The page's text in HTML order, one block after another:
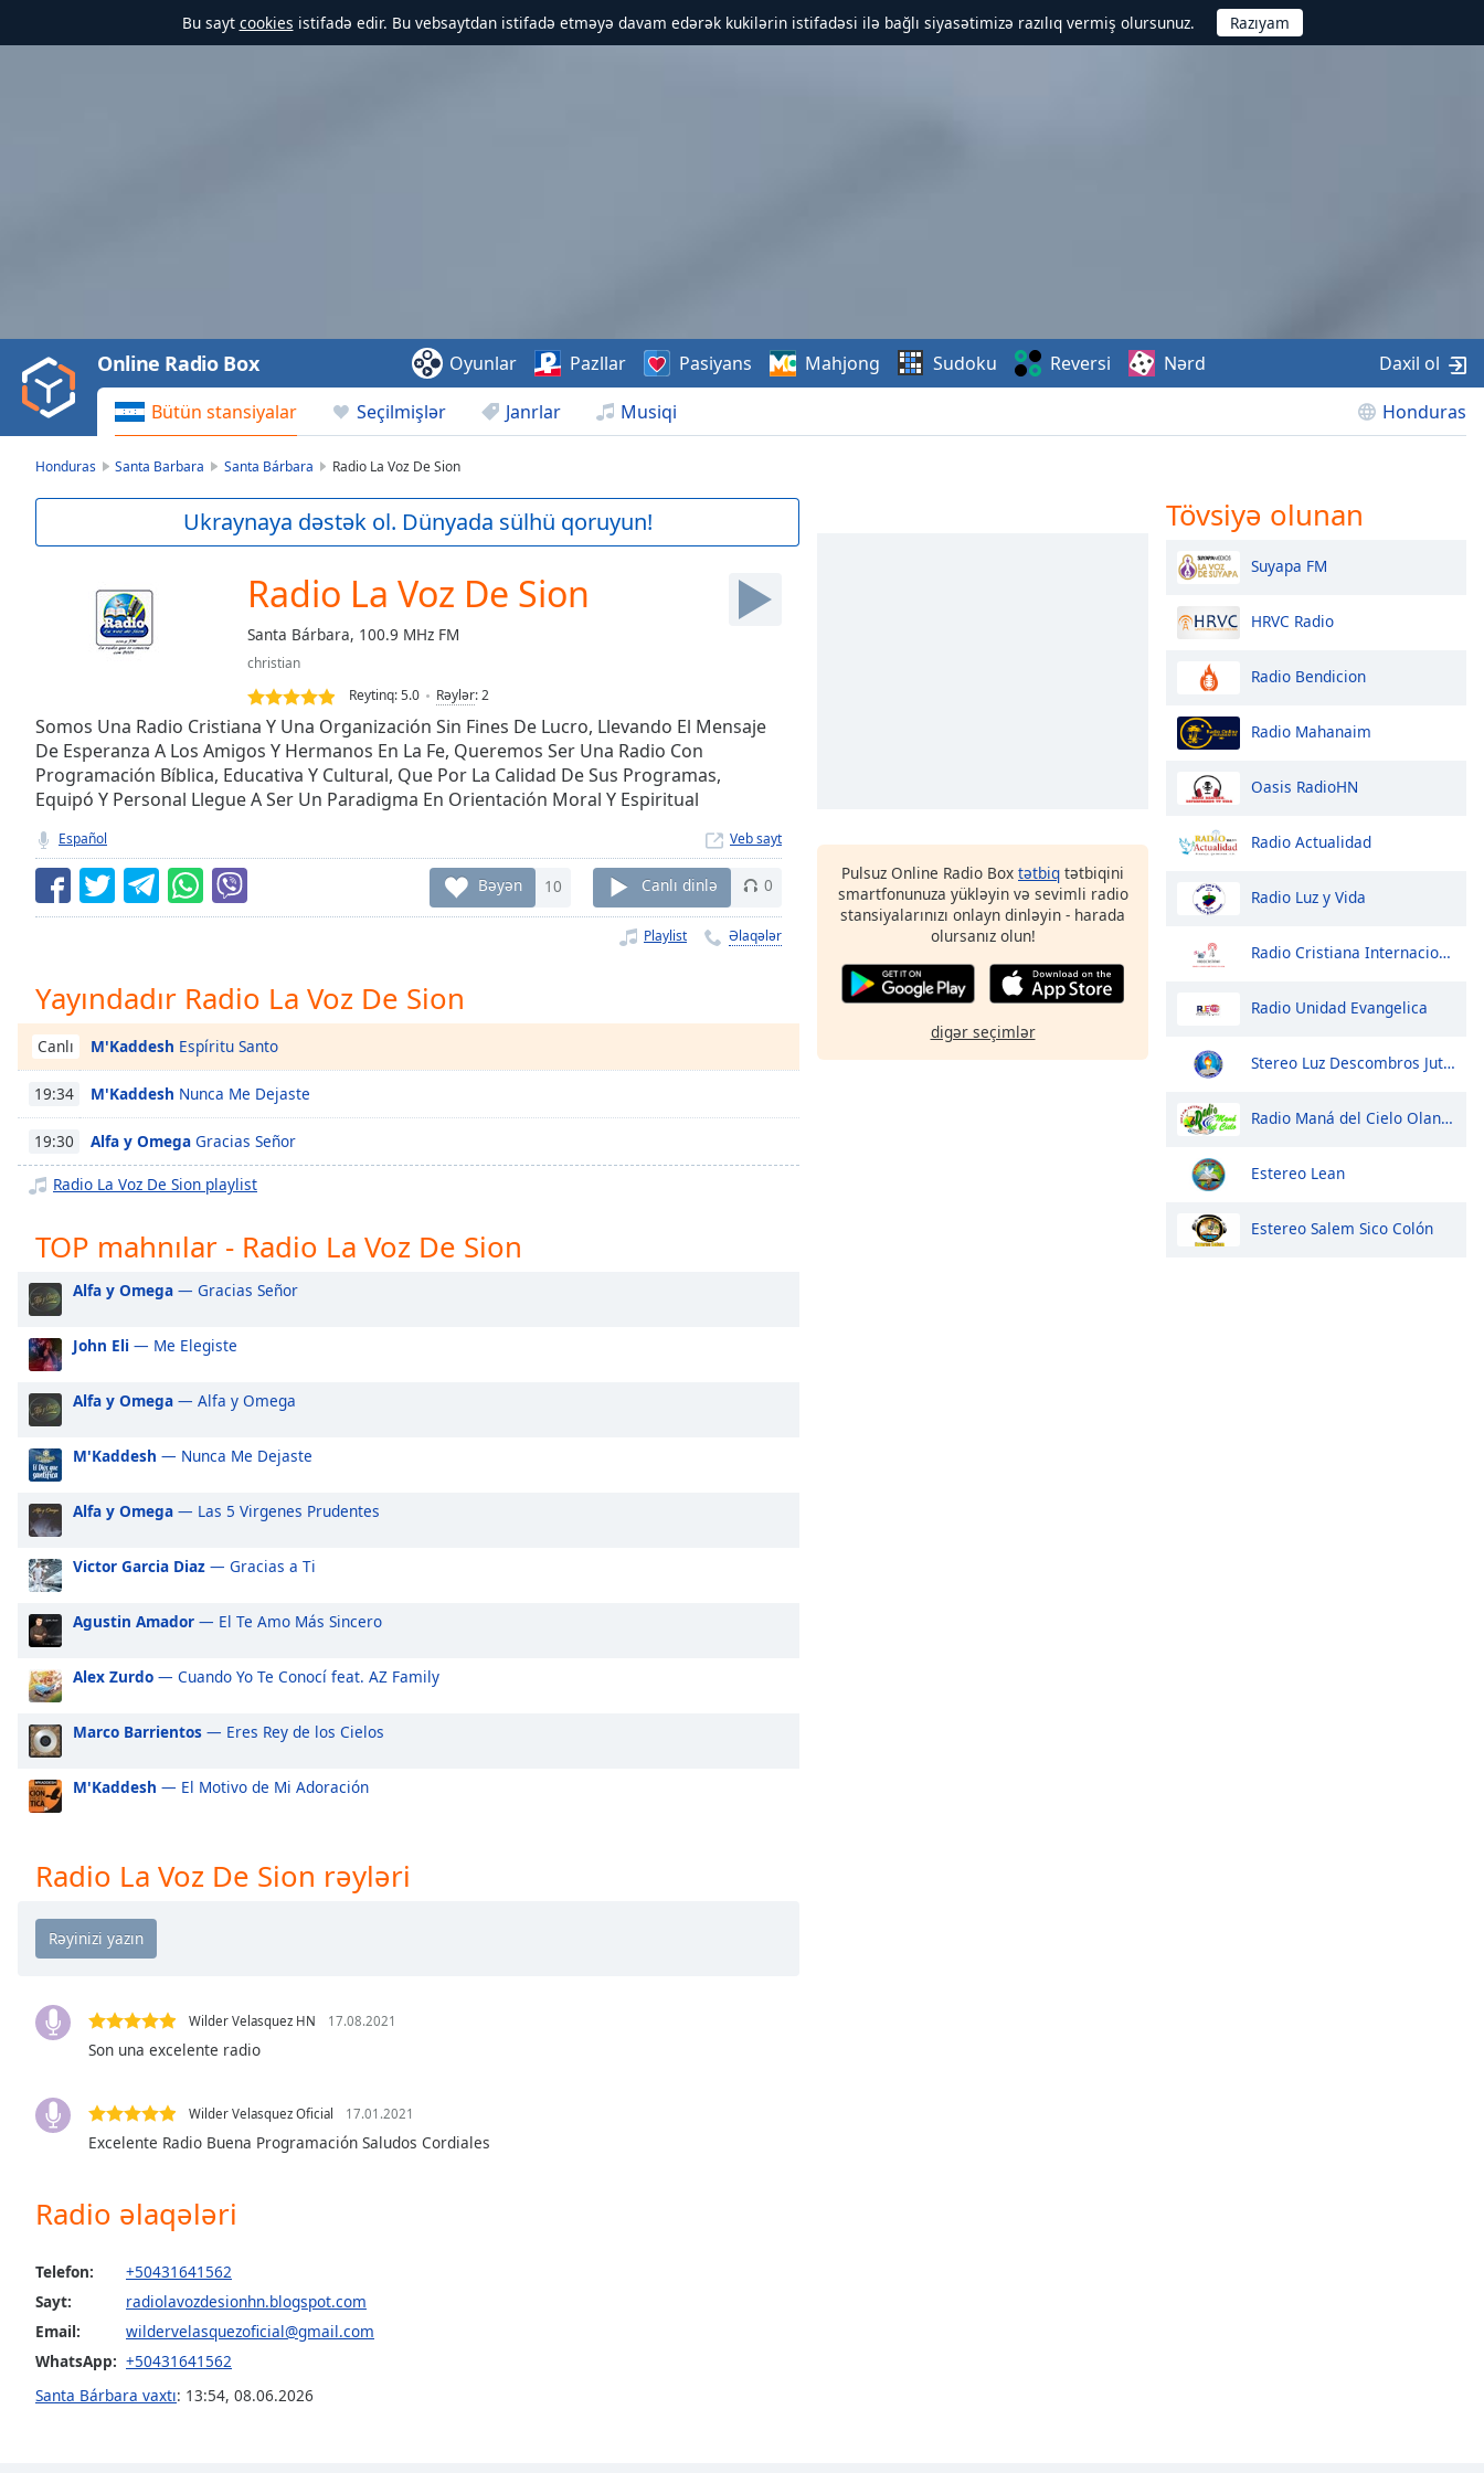
Bu sayt cookies istifadə edir. Bu vebsaytdan istifadə etməyə davam edərək kukilərin istifadəsi ilə bağlı siyasətimizə razılıq vermiş olursunuz.
Video
Play
Backward
Skip
Current
Seek to
currently
behind
LIVE
Remaining
Time-
Chapters
Chapters
descriptions
off,
selected
subtitles
settings
opens
settings
dialog
subtitles
off
selected
Track
in-
Picture
Fullscreen
This
modal
window.
Beginning
Escape
cancel
window.
Color
Color
Opacity
Caption
Bütün stansiyalar Seçilmişlər Janrlar Musiqi Honduras
Online Radio Box Oyunlar Pazllar Pasiyans Mahjong Sudoku Reversi Nərd Daxil ol
Honduras Santa Barbara Santa Bárbara Radio La Voz De Sion
Ukraynaya dəstək ol. Dünyada sülhü qoruyun!
Radio La Voz De Sion
Santa Bárbara, 100.9 MHz FM
christian
Reytinq:5.0 Rəylər:2
Somos Una Radio Cristiana Y Una Organización Sin Fines De Lucro, Llevando El Mensaje
De Esperanza A Los Amigos Y Hermanos En La Fe, Queremos Ser Una Radio Con
Programación Bíblica, Educativa Y Cultural, Que Por La Calidad De Sus Programas,
Equipó Y Personal Llegue A Ser Un Paradigma En Orientación Moral Y Espiritual
Español Veb sayt
Bəyən 10 Canlı dinlə 0
Playlist Əlaqələr
Yayındadır Radio La Voz De Sion
Canlı M'Kaddesh Espíritu Santo
19:34 M'Kaddesh Nunca Me Dejaste
19:30 Alfa y Omega Gracias Señor
Radio La Voz De Sion playlist
TOP mahnılar - Radio La Voz De Sion
Alfa y Omega — Gracias Señor
John Eli — Me Elegiste
Alfa y Omega — Alfa y Omega
M'Kaddesh — Nunca Me Dejaste
Alfa y Omega — Las 5 Virgenes Prudentes
Victor Garcia Diaz — Gracias a Ti
Agustin Amador — El Te Amo Más Sincero
Alex Zurdo — Cuando Yo Te Conocí feat. AZ Family
Marco Barrientos — Eres Rey de los Cielos
M'Kaddesh — El Motivo de Mi Adoración
Radio La Voz De Sion rəyləri
Wilder Velasquez HN 17.08.2021
Son una excelente radio
Wilder Velasquez Oficial 17.01.2021
Excelente Radio Buena Programación Saludos Cordiales
Radio əlaqələri
Telefon:
+50431641562
Sayt:
radiolavozdesionhn.blogspot.com
Email:
wildervelasquezoficial@gmail.com
WhatsApp: +50431641562
Santa Bárbara vaxtı: 13:54, 08.06.2026
Pulsuz Online Radio Box tətbiq tətbiqini
smartfonunuza yükləyin və sevimli radio
stansiyalarınızı onlayn dinləyin - harada
olursanız olun!
digər seçimlər
Tövsiyə olunan
Suyapa FM
HRVC Radio
Radio Bendicion
Radio Mahanaim
Oasis RadioHN
Radio Actualidad
Radio Luz y Vida
Radio Cristiana Internacional
Radio Unidad Evangelica
Stereo Luz Descombros Jutiapa
Radio Maná del Cielo Olanchito
Estereo Lean
Estereo Salem Sico Colón